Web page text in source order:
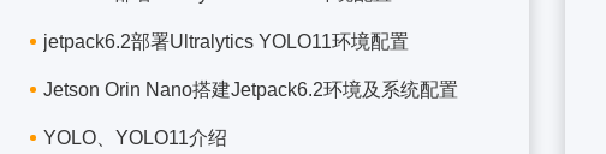
jetpack6.2部署Ultralytics YOLO11环境配置
Jetson Orin Nano搭建Jetpack6.2环境及系统配置
YOLO、YOLO11介绍